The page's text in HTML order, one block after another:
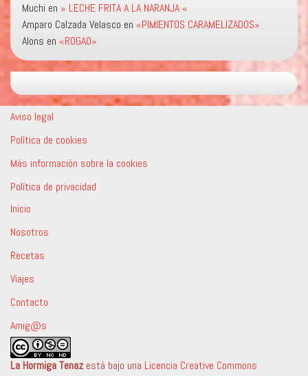
Muchi en » LECHE FRITA A LA NARANJA «
Amparo Calzada Velasco en «PIMIENTOS CARAMELIZADOS»
Alons en «ROGAO»
Aviso legal
Política de cookies
Más información sobre la cookies
Política de privacidad
Inicio
Nosotros
Recetas
Viajes
Contacto
Amig@s
La Hormiga Tenazestá bajo una Licencia Creative Commons